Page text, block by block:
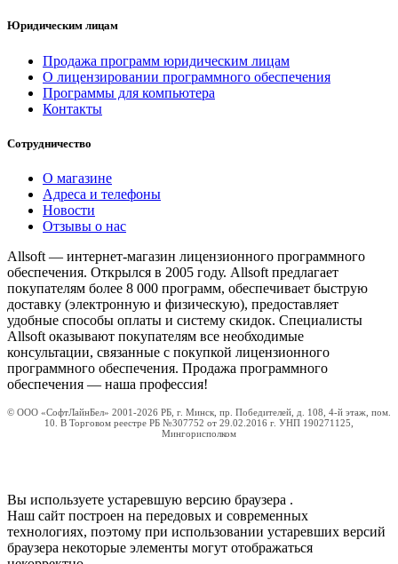
Юридическим лицам
Продажа программ юридическим лицам
О лицензировании программного обеспечения
Программы для компьютера
Контакты
Сотрудничество
О магазине
Адреса и телефоны
Новости
Отзывы о нас
Allsoft — интернет-магазин лицензионного программного
обеспечения. Открылся в 2005 году. Allsoft предлагает
покупателям более 8 000 программ, обеспечивает быструю
доставку (электронную и физическую), предоставляет
удобные способы оплаты и систему скидок. Специалисты
Allsoft оказывают покупателям все необходимые
консультации, связанные с покупкой лицензионного
программного обеспечения. Продажа программного
обеспечения — наша профессия!
© ООО «СофтЛайнБел» 2001-2026 РБ, г. Минск, пр. Победителей, д. 108, 4-й этаж, пом.
10. В Торговом реестре РБ №307752 от 29.02.2016 г. УНП 190271125,
Мингорисполком
Вы используете устаревшую версию браузера .
Наш сайт построен на передовых и современных
технологиях, поэтому при использовании устаревших версий
браузера некоторые элементы могут отображаться